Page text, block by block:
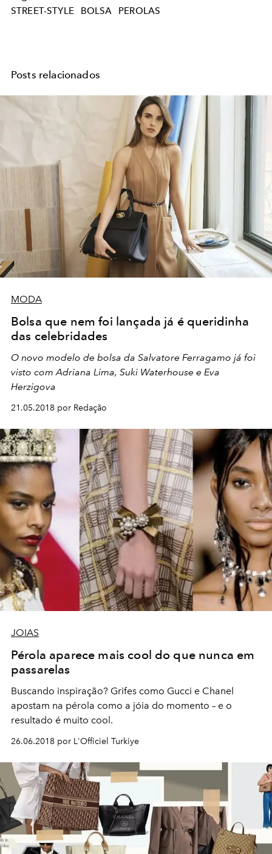
STREET-STYLE BOLSA PEROLAS
Posts relacionados
MODA
Bolsa que nem foi lançada já é queridinha
das celebridades
O novo modelo de bolsa da Salvatore Ferragamo já foi
visto com Adriana Lima, Suki Waterhouse e Eva
Herzigova
21.05.2018 por Redação
JOIAS
Pérola aparece mais cool do que nunca em
passarelas
Buscando inspiração? Grifes como Gucci e Chanel
apostam na pérola como a jóia do momento – e o
resultado é muito cool.
26.06.2018 por L'Officiel Turkiye